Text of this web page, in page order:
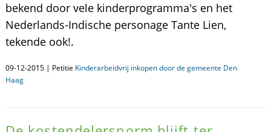
bekend door vele kinderprogramma's en het
Nederlands-Indische personage Tante Lien,
tekende ook!.
09-12-2015 | Petitie Kinderarbeidvrij inkopen door de gemeente Den
Haag